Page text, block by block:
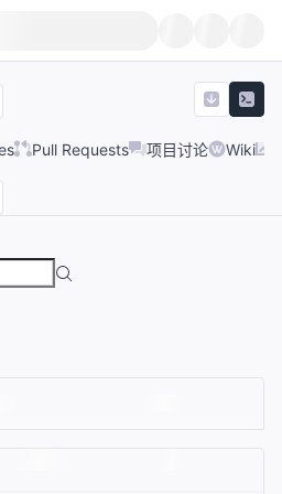
Pull Requests 项目讨论 Wiki